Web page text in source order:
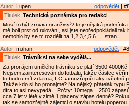
odpovědět |
Autor: Lupen
Titulek: Technická poznámka pro redakci
Musí to být zrovna oranžové? to je nějaká
mě bolí prst od rolování, asi jste nepředpokládali tak
nemohlo by se to rozdělit na 1,2,3,4,5,6..... stran
odpovědět |
Autor: mahan
Titulek: Trávník si na sebe vydělá...
Za pronájem umělého trávníku se platí 3500-4000Kč
Nejsem zainteresován do fotbalu, takže částce
to budou mít zdarma, FC samozřejmě taky (včetně
Takže kdo si ho pronajme? Na nějaký přátelák typu
díra to asi nevypadá... Počty: 10mega = 2500
cca 7 let v létě v zimě 1 placený zápas denně?
tak se samozřejmě zájemci o stavbu hotelu